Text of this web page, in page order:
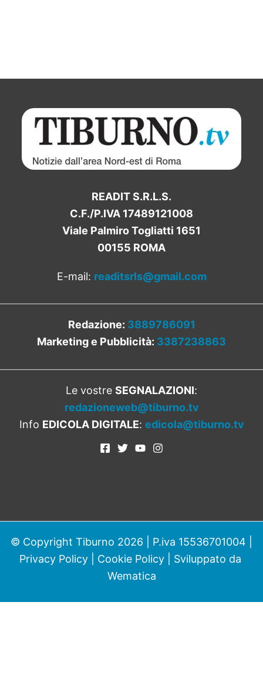
READIT S.R.L.S.
C.F./P.IVA 17489121008
Viale Palmiro Togliatti 1651
00155 ROMA
E-mail: readitsrls@gmail.com
Redazione: 3889786091
Marketing e Pubblicità: 3387238863
Le vostre SEGNALAZIONI:
redazioneweb@tiburno.tv
Info EDICOLA DIGITALE: edicola@tiburno.tv
© Copyright Tiburno 2026 | P.iva 15536701004 |
Privacy Policy| Cookie Policy| Sviluppato da
Wematica